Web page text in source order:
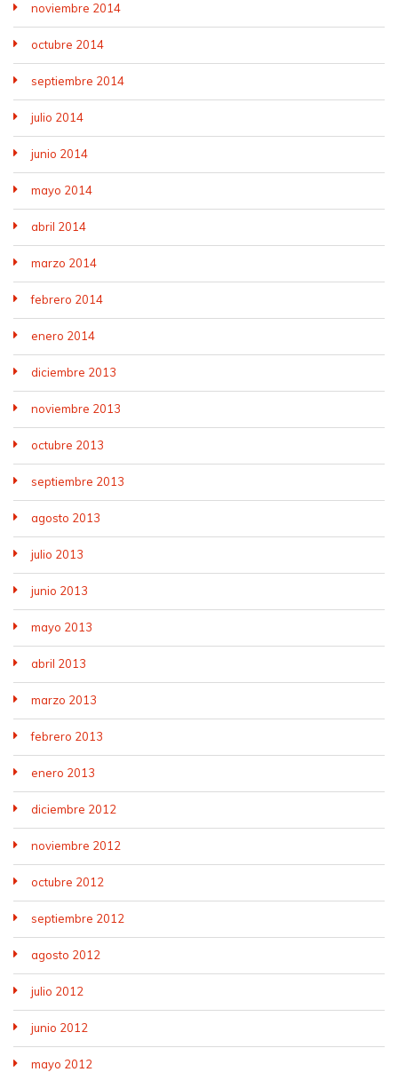
noviembre 2014
octubre 2014
septiembre 2014
julio 2014
junio 2014
mayo 2014
abril 2014
marzo 2014
febrero 2014
enero 2014
diciembre 2013
noviembre 2013
octubre 2013
septiembre 2013
agosto 2013
julio 2013
junio 2013
mayo 2013
abril 2013
marzo 2013
febrero 2013
enero 2013
diciembre 2012
noviembre 2012
octubre 2012
septiembre 2012
agosto 2012
julio 2012
junio 2012
mayo 2012